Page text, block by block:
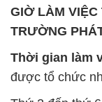
Thứ 2 đến thứ
chiều: từ 12h30
Thứ 7: Buổi
12h30 đến 16h